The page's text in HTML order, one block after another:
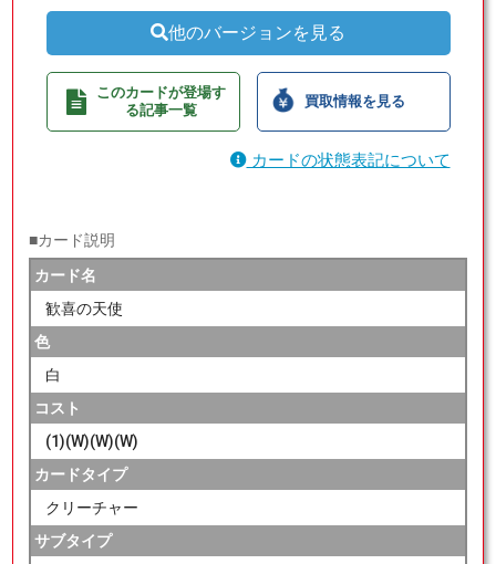
他のバージョンを見る
このカードが登場す
る記事一覧
買取情報を見る
カードの状態表記について
■カード説明
カード名
歓喜の天使
色
白
コスト
(1)(W)(W)(W)
カードタイプ
クリーチャー
サブタイプ